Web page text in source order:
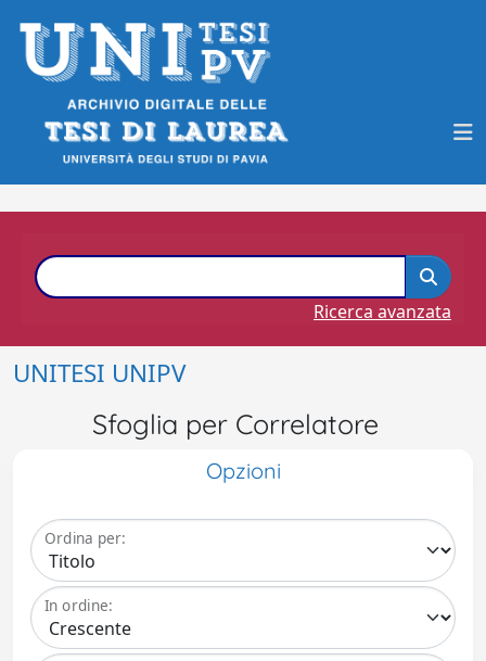
Ricerca avanzata
UNITESI UNIPV
Sfoglia per Correlatore
Opzioni
Ordina per:
In ordine: